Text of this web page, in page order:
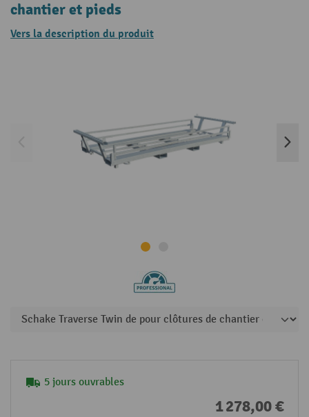
chantier et pieds
Vers la description du produit
5 jours ouvrables
1 278,00 €